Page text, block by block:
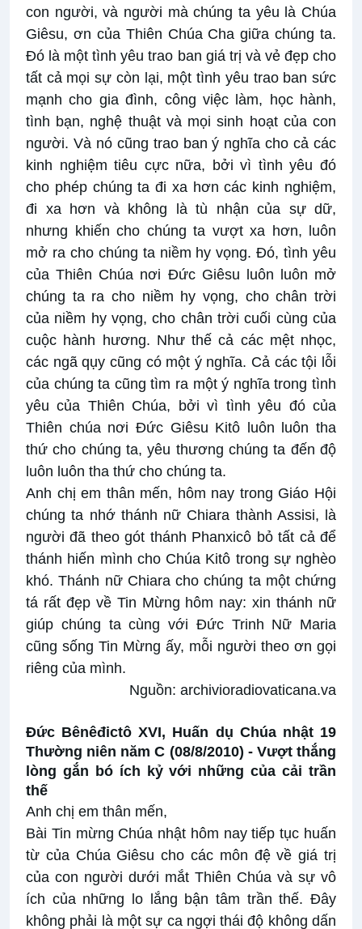
con người, và người mà chúng ta yêu là Chúa
Giêsu, ơn của Thiên Chúa Cha giữa chúng ta.
Đó là một tình yêu trao ban giá trị và vẻ đẹp cho
tất cả mọi sự còn lại, một tình yêu trao ban sức
mạnh cho gia đình, công việc làm, học hành,
tình bạn, nghệ thuật và mọi sinh hoạt của con
người. Và nó cũng trao ban ý nghĩa cho cả các
kinh nghiệm tiêu cực nữa, bởi vì tình yêu đó
cho phép chúng ta đi xa hơn các kinh nghiệm,
đi xa hơn và không là tù nhận của sự dữ,
nhưng khiến cho chúng ta vượt xa hơn, luôn
mở ra cho chúng ta niềm hy vọng. Đó, tình yêu
của Thiên Chúa nơi Đức Giêsu luôn luôn mở
chúng ta ra cho niềm hy vọng, cho chân trời
của niềm hy vọng, cho chân trời cuối cùng của
cuộc hành hương. Như thế cả các mệt nhọc,
các ngã qụy cũng có một ý nghĩa. Cả các tội lỗi
của chúng ta cũng tìm ra một ý nghĩa trong tình
yêu của Thiên Chúa, bởi vì tình yêu đó của
Thiên chúa nơi Đức Giêsu Kitô luôn luôn tha
thứ cho chúng ta, yêu thương chúng ta đến độ
luôn luôn tha thứ cho chúng ta.
Anh chị em thân mến, hôm nay trong Giáo Hội
chúng ta nhớ thánh nữ Chiara thành Assisi, là
người đã theo gót thánh Phanxicô bỏ tất cả để
thánh hiến mình cho Chúa Kitô trong sự nghèo
khó. Thánh nữ Chiara cho chúng ta một chứng
tá rất đẹp về Tin Mừng hôm nay: xin thánh nữ
giúp chúng ta cùng với Đức Trinh Nữ Maria
cũng sống Tin Mừng ấy, mỗi người theo ơn gọi
riêng của mình.
Nguồn: archivioradiovaticana.va
Đức Bênêđictô XVI, Huấn dụ Chúa nhật 19
Thường niên năm C (08/8/2010) - Vượt thắng
lòng gắn bó ích kỷ với những của cải trần
thế
Anh chị em thân mến,
Bài Tin mừng Chúa nhật hôm nay tiếp tục huấn
từ của Chúa Giêsu cho các môn đệ về giá trị
của con người dưới mắt Thiên Chúa và sự vô
ích của những lo lắng bận tâm trần thế. Đây
không phải là một sự ca ngợi thái độ không dấn